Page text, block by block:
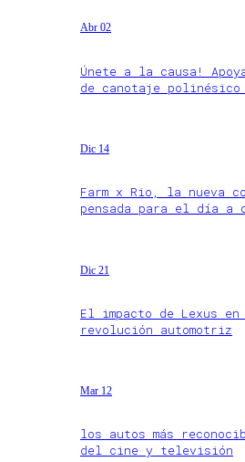
Abr 02
Únete a la causa!
de canotaje
Dic 14
Farm x Rio, la nueva
pensada para el día a
Dic 21
El impacto de Lexus
revolución automotriz
Mar 12
los autos más
del cine y televisión